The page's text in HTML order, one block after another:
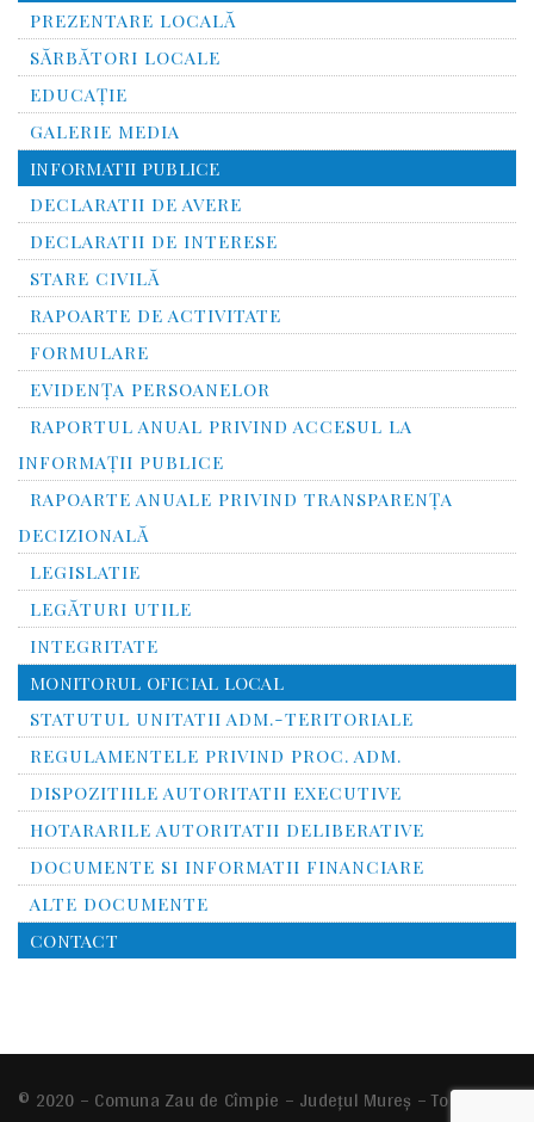
PREZENTARE LOCALĂ
SĂRBĂTORI LOCALE
EDUCAȚIE
GALERIE MEDIA
INFORMATII PUBLICE
DECLARATII DE AVERE
DECLARATII DE INTERESE
STARE CIVILĂ
RAPOARTE DE ACTIVITATE
FORMULARE
EVIDENȚA PERSOANELOR
RAPORTUL ANUAL PRIVIND ACCESUL LA
INFORMAŢII PUBLICE
RAPOARTE ANUALE PRIVIND TRANSPARENŢA
DECIZIONALĂ
LEGISLATIE
LEGĂTURI UTILE
INTEGRITATE
MONITORUL OFICIAL LOCAL
STATUTUL UNITATII ADM.-TERITORIALE
REGULAMENTELE PRIVIND PROC. ADM.
DISPOZITIILE AUTORITATII EXECUTIVE
HOTARARILE AUTORITATII DELIBERATIVE
DOCUMENTE SI INFORMATII FINANCIARE
ALTE DOCUMENTE
CONTACT
© 2020 – Comuna Zau de Cîmpie – Județul Mureș – Toate